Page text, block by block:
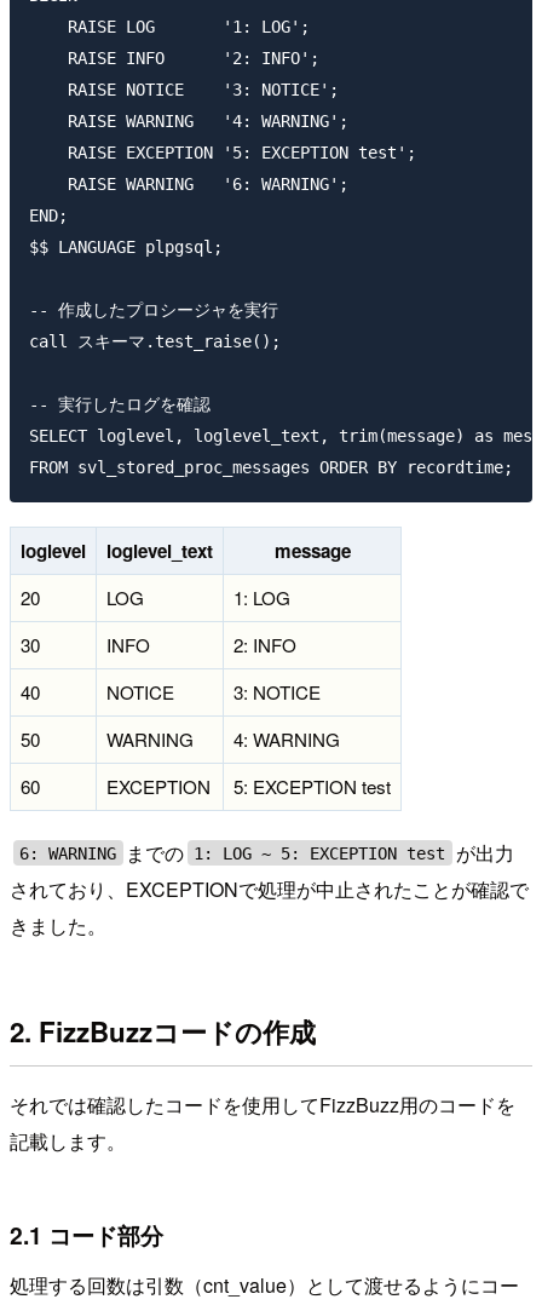
    RAISE LOG       '1: LOG';
    RAISE INFO      '2: INFO';
    RAISE NOTICE    '3: NOTICE';
    RAISE WARNING   '4: WARNING';
    RAISE EXCEPTION '5: EXCEPTION test';
    RAISE WARNING   '6: WARNING';
END;
$$ LANGUAGE plpgsql;
-- 作成したプロシージャを実行
call スキーマ.test_raise();
-- 実行したログを確認
SELECT loglevel, loglevel_text, trim(message) as
loglevel loglevel_text message
20 LOG
1: LOG
30
INFO
2: INFO
40
NOTICE
3: NOTICE
50
WARNING
4: WARNING
60
EXCEPTION 5: EXCEPTION test
6: WARNING までの 1: LOG ~ 5: EXCEPTION test
が出力
されており、EXCEPTIONで処理が中止されたことが確認で
きました。
2. FizzBuzzコードの作成
それでは確認したコードを使用してFizzBuzz用のコードを
記載します。
2.1 コード部分
処理する回数は引数（cnt_value）として渡せるようにコー